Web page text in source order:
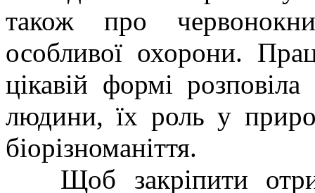
також про
особливої охорони.
цікавій формі
людини, їх роль у
біорізноманіття.
Щоб закріпити